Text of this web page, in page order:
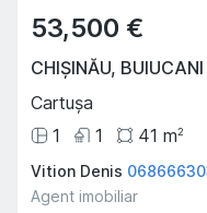
53,500 €
CHIȘINĂU, BUIUCANI
Cartușa
1
1 41 m2
Vition Denis
Agent imobiliar